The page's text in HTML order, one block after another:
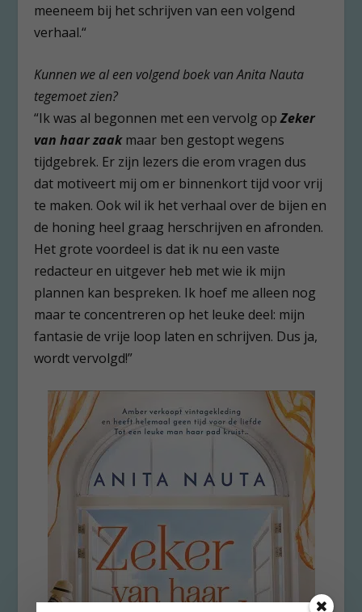
meeneem bij het schrijven van een volgend
verhaal.“
Kunnen we al een volgend boek van Anita Nauta
tegemoet zien?
“Ik was al begonnen met een vervolg opZeker
van haar zaakmaar ben gestopt wegens
tijdgebrek. Er zijn lezers die erom vragen dus
dat motiveert mij om er binnenkort tijd voor vrij
te maken. Ook wil ik het verhaal over de bijen en
de honing heel graag herschrijven en afronden.
Het grote voordeel is dat ik nu een vaste
redacteur en uitgever heb met wie ik mijn
plannen kan bespreken. Ik hoef me alleen nog
maar te concentreren op het leuke deel: mijn
fantasie de vrije loop laten en schrijven. Dus ja,
wordt vervolgd!”